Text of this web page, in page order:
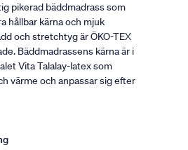
pikerad bäddmadrass som
hållbar kärna och mjuk
och stretchtyg är ÖKO-TEX
Bäddmadrassens kärna är i
Vita Talalay-latex som
värme och anpassar sig efter